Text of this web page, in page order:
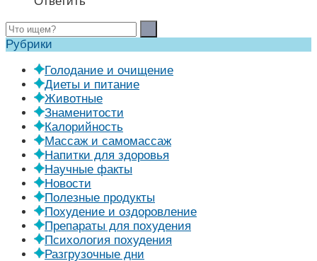
Рубрики
Голодание и очищение
Диеты и питание
Животные
Знаменитости
Калорийность
Массаж и самомассаж
Напитки для здоровья
Научные факты
Новости
Полезные продукты
Похудение и оздоровление
Препараты для похудения
Психология похудения
Разгрузочные дни